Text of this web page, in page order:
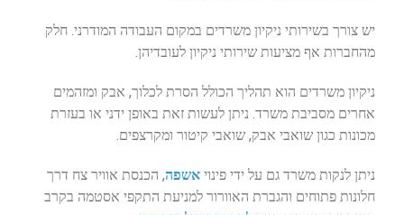
יש צורך בשירותי ניקיון משרדים במקום העבודה המודרני. חלק
מהחברות אף מציעות שירותי ניקיון לעובדיהן.
ניקיון משרדים הוא תהליך הכולל הסרת לכלוך, אבק ומזהמים
אחרים מסביבת משרד. ניתן לעשות זאת באופן ידני או בעזרת
מכונות כגון שואבי אבק, שואבי קיטור ומקרצפים.
ניתן לנקות משרד גם על ידי פינויאשפה, הכנסת אוויר צח דרך
חלונות פתוחים והגברת האוורור למניעת התקפי אסטמה בקרב